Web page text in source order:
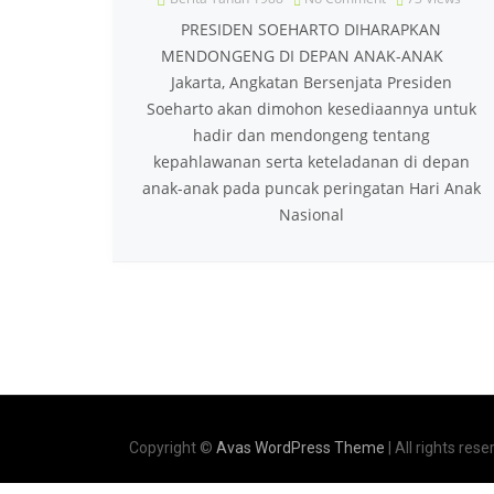
PRESIDEN SOEHARTO DIHARAPKAN
MENDONGENG DI DEPAN ANAK-ANAK
Jakarta, Angkatan Bersenjata Presiden
Soeharto akan dimohon kesediaannya untuk
hadir dan mendongeng tentang
kepahlawanan serta keteladanan di depan
anak-anak pada puncak peringatan Hari Anak
Nasional
Copyright © Avas WordPress Theme | All rights